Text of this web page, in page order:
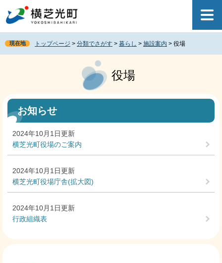
ジ
先
頭
ュ
を
飛
現在地 トップページ > 分類でさがす > 暮らし > 施設案内 > 役場
役場
お知らせ
2024年10月1日更新
横芝光町役場のご案内
2024年10月1日更新
横芝光町役場庁舎(拡大図)
2024年10月1日更新
行政組織表